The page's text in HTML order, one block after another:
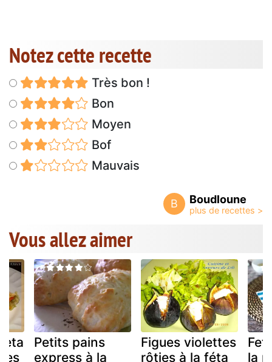
Notez cette recette
Très bon !
Bon
Moyen
Bof
Mauvais
B Boudloune
Vous allez aimer
Petits pains
express à la
Figues violettes
rôties à la féta
la